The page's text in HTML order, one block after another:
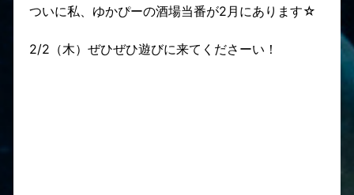
ついに私、ゆかぴーの酒場当番が2月にあります☆
2/2（木）ぜひぜひ遊びに来てくださーい！